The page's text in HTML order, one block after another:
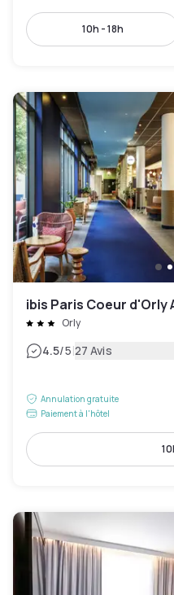
10h - 18h
ibis Paris Coeur d'Orly
Orly
4.5/5|27 Avis
Annulation gratuite
Paiement à l'hôtel